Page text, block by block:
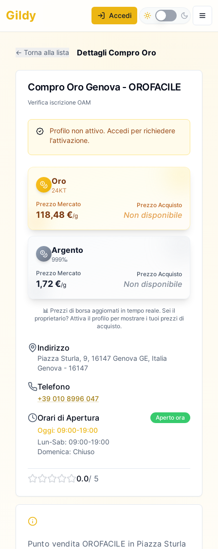
Gildy Accedi
← Torna alla lista Dettagli Compro Oro
Compro Oro Genova - OROFACILE
Verifica iscrizione OAM
Profilo non attivo. Accedi per richiedere
l'attivazione.
Oro
24KT
Prezzo Mercato
118,48 €/g
Prezzo Acquisto
Non disponibile
Argento
999‰
Prezzo Mercato
1,72 €/g
Prezzo Acquisto
Non disponibile
📊 Prezzi di borsa aggiornati in tempo reale. Sei il
proprietario? Attiva il profilo per mostrare i tuoi prezzi di
acquisto.
Indirizzo
Piazza Sturla, 9, 16147 Genova GE, Italia
Genova - 16147
Telefono
+39 010 8996 047
Orari di Apertura Aperto ora
Oggi: 09:00-19:00
Lun-Sab: 09:00-19:00
Domenica: Chiuso
0.0/ 5
Punto vendita OROFACILE in Piazza Sturla